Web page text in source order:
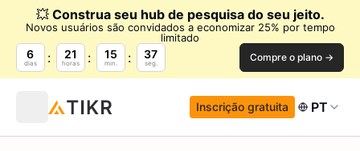
💥 Construa seu hub de pesquisa do seu jeito.
Novos usuários são convidados a economizar 25% por tempo
limitado
6
dias
21
horas
15
min.
36
seg. Compre o plano →
Inscrição gratuita PT